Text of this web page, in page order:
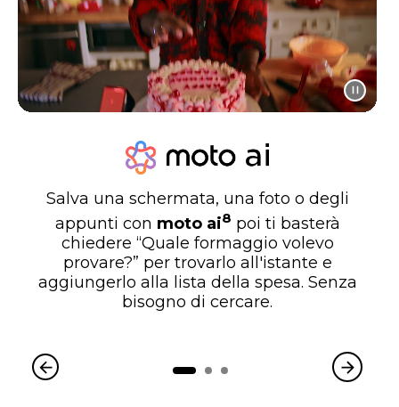
Salva una schermata, una foto o degli
appunti con moto ai8 poi ti basterà
chiedere “Quale formaggio volevo
provare?” per trovarlo all'istante e
aggiungerlo alla lista della spesa. Senza
bisogno di cercare.